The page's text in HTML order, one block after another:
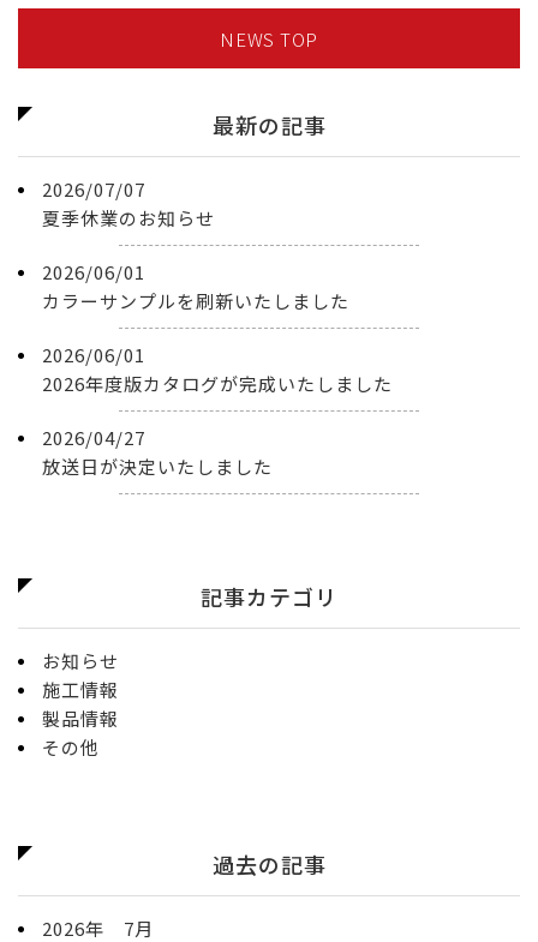
NEWS TOP
最新の記事
2026/07/07
夏季休業のお知らせ
2026/06/01
カラーサンプルを刷新いたしました
2026/06/01
2026年度版カタログが完成いたしました
2026/04/27
放送日が決定いたしました
記事カテゴリ
お知らせ
施工情報
製品情報
その他
過去の記事
2026年 7月